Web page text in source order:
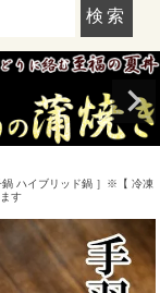
検索
鍋 ハイブリッド鍋 ］※【 冷凍
す